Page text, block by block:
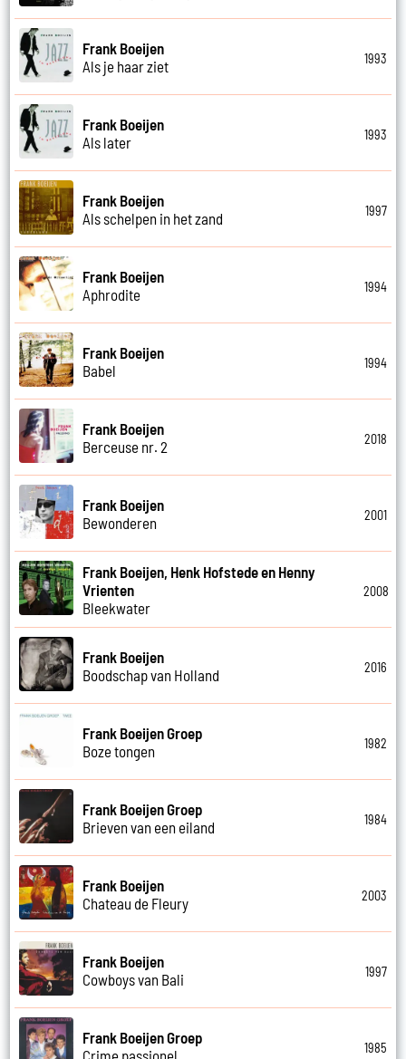
Frank Boeijen
Als je haar ziet
1993
Frank Boeijen
Als later
1993
Frank Boeijen
Als schelpen in het zand
1997
Frank Boeijen
Aphrodite
1994
Frank Boeijen
Babel
1994
Frank Boeijen
Berceuse nr. 2
2018
Frank Boeijen
Bewonderen
2001
Frank Boeijen, Henk Hofstede en Henny
Vrienten
Bleekwater
2008
Frank Boeijen
Boodschap van Holland
2016
Frank Boeijen Groep
Boze tongen
1982
Frank Boeijen Groep
Brieven van een eiland
1984
Frank Boeijen
Chateau de Fleury
2003
Frank Boeijen
Cowboys van Bali
1997
Frank Boeijen Groep
Crime passionel
1985